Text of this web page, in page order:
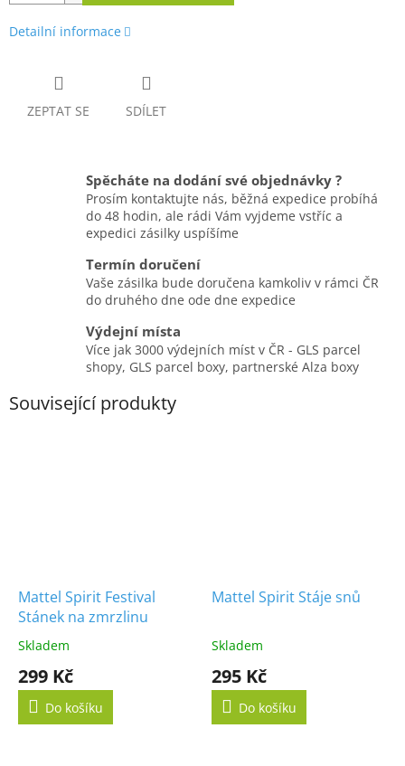
Detailní informace
ZEPTAT SE SDÍLET
Spěcháte na dodání své objednávky ?
Prosím kontaktujte nás, běžná expedice probíhá
do 48 hodin, ale rádi Vám vyjdeme vstříc a
expedici zásilky uspíšíme
Termín doručení
Vaše zásilka bude doručena kamkoliv v rámci ČR
do druhého dne ode dne expedice
Výdejní místa
Více jak 3000 výdejních míst v ČR - GLS parcel
shopy, GLS parcel boxy, partnerské Alza boxy
Související produkty
Mattel Spirit Festival
Stánek na zmrzlinu
Skladem
299 Kč
Do košíku
Mattel Spirit Stáje snů
Skladem
295 Kč
Do košíku